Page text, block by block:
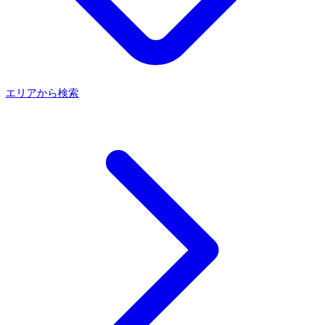
エリアから検索